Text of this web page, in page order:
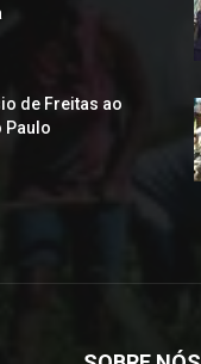
de Freitas ao
Paulo